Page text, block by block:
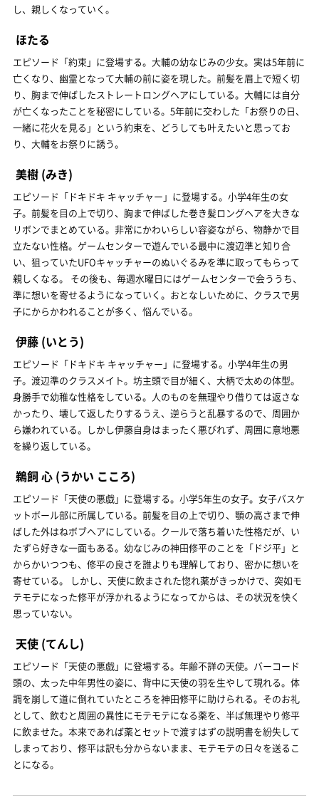
し、親しくなっていく。
ほたる
エピソード「約束」に登場する。大輔の幼なじみの少女。実は5年前に
亡くなり、幽霊となって大輔の前に姿を現した。前髪を眉上で短く切
り、胸まで伸ばしたストレートロングヘアにしている。大輔には自分
が亡くなったことを秘密にしている。5年前に交わした「お祭りの日、
一緒に花火を見る」という約束を、どうしても叶えたいと思ってお
り、大輔をお祭りに誘う。
美樹 (みき)
エピソード「ドキドキ キャッチャー」に登場する。小学4年生の女
子。前髪を目の上で切り、胸まで伸ばした巻き髪ロングヘアを大きな
リボンでまとめている。非常にかわいらしい容姿ながら、物静かで目
立たない性格。ゲームセンターで遊んでいる最中に渡辺準と知り合
い、狙っていたUFOキャッチャーのぬいぐるみを準に取ってもらって
親しくなる。 その後も、毎週水曜日にはゲームセンターで会ううち、
準に想いを寄せるようになっていく。おとなしいために、クラスで男
子にからかわれることが多く、悩んでいる。
伊藤 (いとう)
エピソード「ドキドキ キャッチャー」に登場する。小学4年生の男
子。渡辺準のクラスメイト。坊主頭で目が細く、大柄で太めの体型。
身勝手で幼稚な性格をしている。人のものを無理やり借りては返さな
かったり、壊して返したりするうえ、逆らうと乱暴するので、周囲か
ら嫌われている。しかし伊藤自身はまったく悪びれず、周囲に意地悪
を繰り返している。
鵜飼 心 (うかい こころ)
エピソード「天使の悪戯」に登場する。小学5年生の女子。女子バスケ
ットボール部に所属している。前髪を目の上で切り、顎の高さまで伸
ばした外はねボブヘアにしている。クールで落ち着いた性格だが、い
たずら好きな一面もある。幼なじみの神田修平のことを「ドジ平」と
からかいつつも、修平の良さを誰よりも理解しており、密かに想いを
寄せている。 しかし、天使に飲まされた惚れ薬がきっかけで、突如モ
テモテになった修平が浮かれるようになってからは、その状況を快く
思っていない。
天使 (てんし)
エピソード「天使の悪戯」に登場する。年齢不詳の天使。バーコード
頭の、太った中年男性の姿に、背中に天使の羽を生やして現れる。体
調を崩して道に倒れていたところを神田修平に助けられる。そのお礼
として、飲むと周囲の異性にモテモテになる薬を、半ば無理やり修平
に飲ませた。本来であれば薬とセットで渡すはずの説明書を紛失して
しまっており、修平は訳も分からないまま、モテモテの日々を送るこ
とになる。